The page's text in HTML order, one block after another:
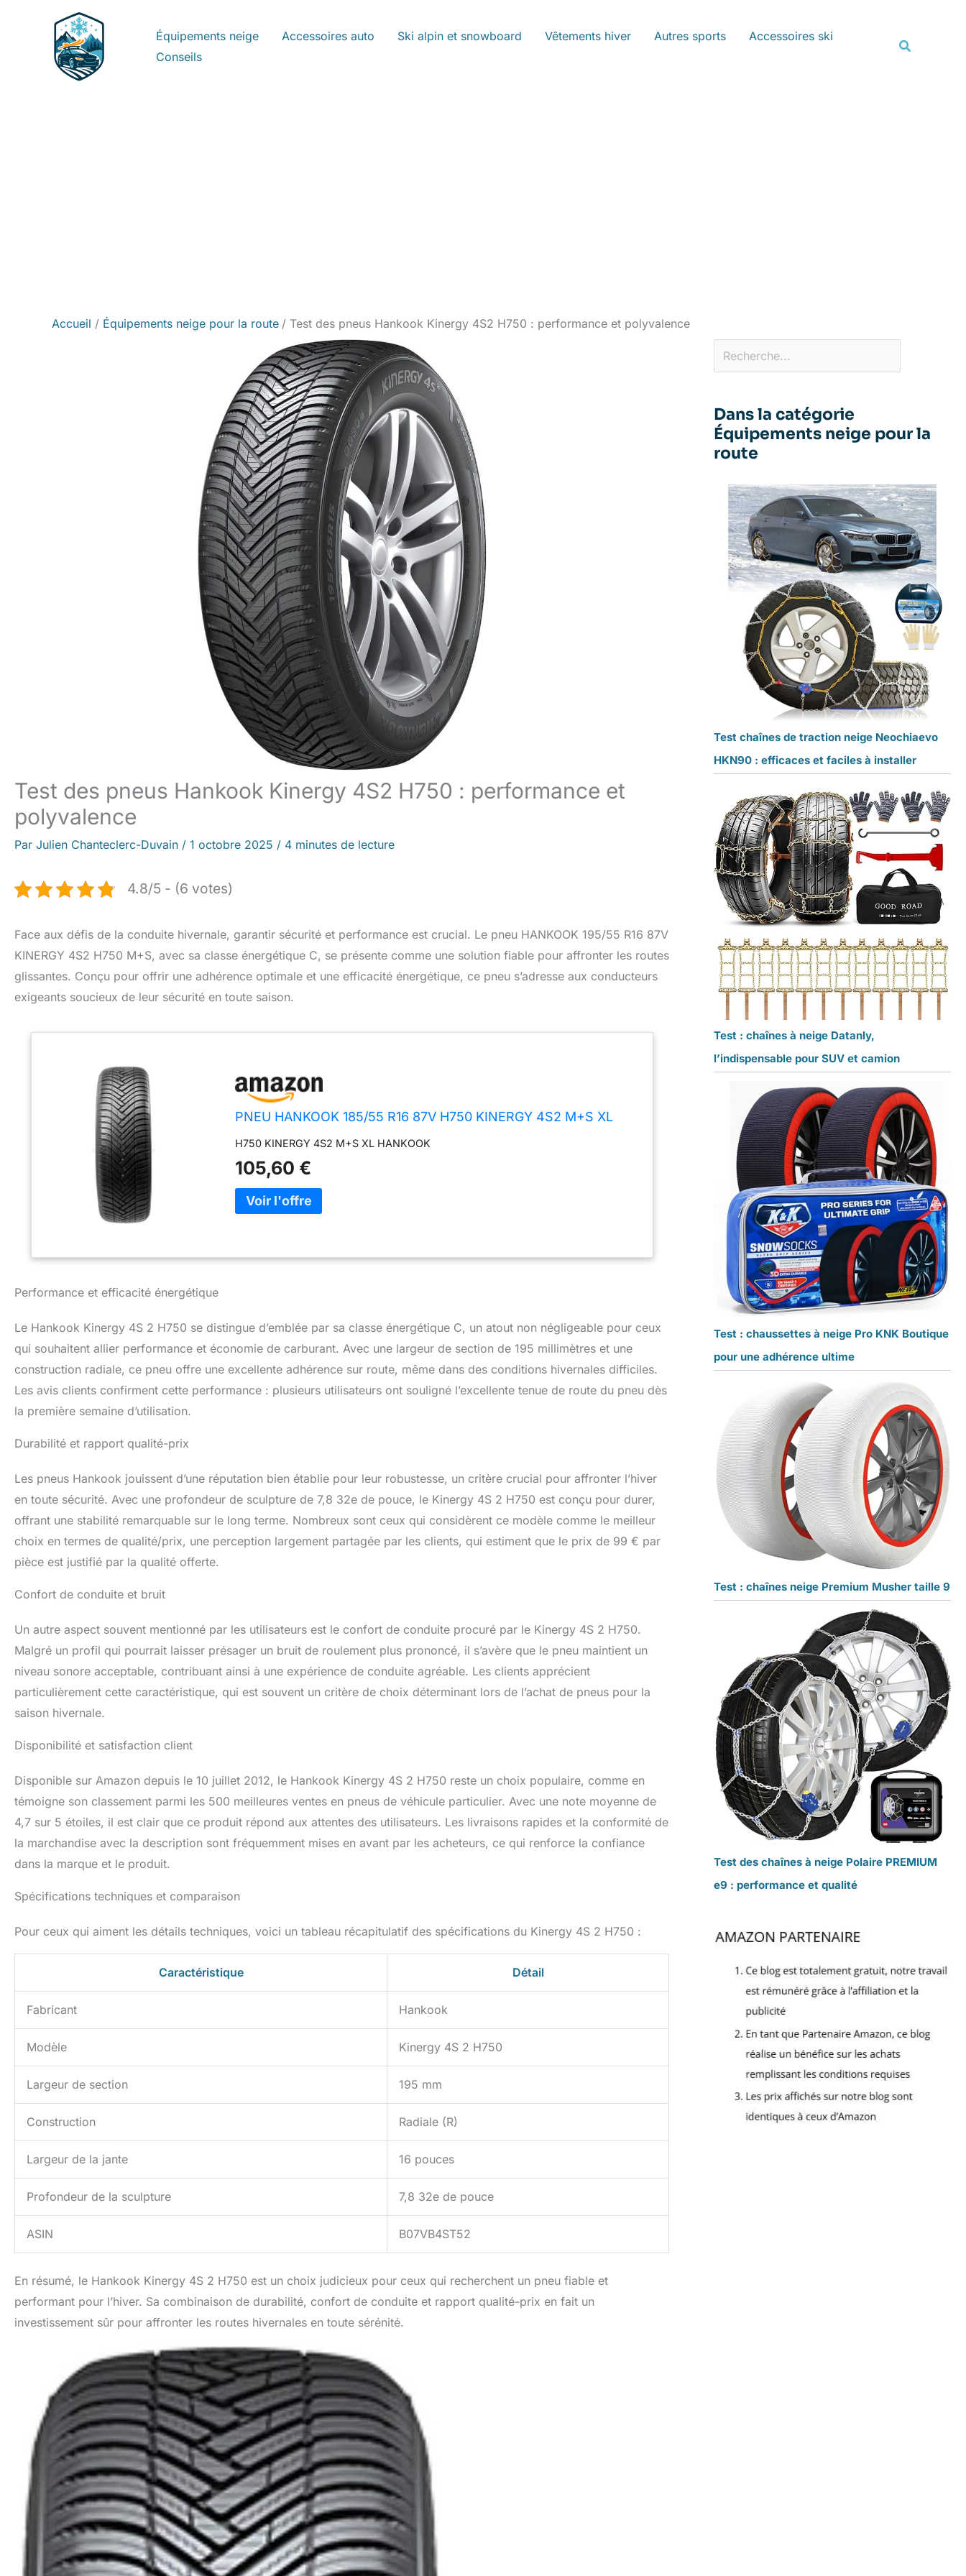
Équipements neige Accessoires auto Ski alpin et snowboard Vêtements hiver Autres sports
Accessoires ski
Conseils
Accueil Équipements neige pour la route Test des pneus Hankook Kinergy 4S2 H750 : performance et polyvalence
Test des pneus Hankook Kinergy 4S2 H750 : performance et
polyvalence
Par Julien Chanteclerc-Duvain / 1 octobre 2025 / 4 minutes de lecture
4.8/5 - (6 votes)
Face aux défis de la conduite hivernale, garantir sécurité et performance est crucial. Le pneu HANKOOK 195/55 R16 87V
KINERGY 4S2 H750 M+S, avec sa classe énergétique C, se présente comme une solution fiable pour affronter les routes
glissantes. Conçu pour offrir une adhérence optimale et une efficacité énergétique, ce pneu s’adresse aux conducteurs
exigeants soucieux de leur sécurité en toute saison.
PNEU HANKOOK 185/55 R16 87V H750 KINERGY 4S2 M+S XL
H750 KINERGY 4S2 M+S XL HANKOOK
105,60 €
Performance et efficacité énergétique
Le Hankook Kinergy 4S 2 H750 se distingue d’emblée par sa classe énergétique C, un atout non négligeable pour ceux
qui souhaitent allier performance et économie de carburant. Avec une largeur de section de 195 millimètres et une
construction radiale, ce pneu offre une excellente adhérence sur route, même dans des conditions hivernales difficiles.
Les avis clients confirment cette performance : plusieurs utilisateurs ont souligné l’excellente tenue de route du pneu dès
la première semaine d’utilisation.
Durabilité et rapport qualité-prix
Les pneus Hankook jouissent d’une réputation bien établie pour leur robustesse, un critère crucial pour affronter l’hiver
en toute sécurité. Avec une profondeur de sculpture de 7,8 32e de pouce, le Kinergy 4S 2 H750 est conçu pour durer,
offrant une stabilité remarquable sur le long terme. Nombreux sont ceux qui considèrent ce modèle comme le meilleur
choix en termes de qualité/prix, une perception largement partagée par les clients, qui estiment que le prix de 99 € par
pièce est justifié par la qualité offerte.
Confort de conduite et bruit
Un autre aspect souvent mentionné par les utilisateurs est le confort de conduite procuré par le Kinergy 4S 2 H750.
Malgré un profil qui pourrait laisser présager un bruit de roulement plus prononcé, il s’avère que le pneu maintient un
niveau sonore acceptable, contribuant ainsi à une expérience de conduite agréable. Les clients apprécient
particulièrement cette caractéristique, qui est souvent un critère de choix déterminant lors de l’achat de pneus pour la
saison hivernale.
Disponibilité et satisfaction client
Disponible sur Amazon depuis le 10 juillet 2012, le Hankook Kinergy 4S 2 H750 reste un choix populaire, comme en
témoigne son classement parmi les 500 meilleures ventes en pneus de véhicule particulier. Avec une note moyenne de
4,7 sur 5 étoiles, il est clair que ce produit répond aux attentes des utilisateurs. Les livraisons rapides et la conformité de
la marchandise avec la description sont fréquemment mises en avant par les acheteurs, ce qui renforce la confiance
dans la marque et le produit.
Spécifications techniques et comparaison
Pour ceux qui aiment les détails techniques, voici un tableau récapitulatif des spécifications du Kinergy 4S 2 H750 :
Caractéristique Détail
Fabricant Hankook
Modèle Kinergy 4S 2 H750
Largeur de section 195 mm
Construction Radiale (R)
Largeur de la jante 16 pouces
Profondeur de la sculpture 7,8 32e de pouce
ASIN B07VB4ST52
En résumé, le Hankook Kinergy 4S 2 H750 est un choix judicieux pour ceux qui recherchent un pneu fiable et
performant pour l’hiver. Sa combinaison de durabilité, confort de conduite et rapport qualité-prix en fait un
investissement sûr pour affronter les routes hivernales en toute sérénité.
Dans la catégorie
Équipements neige pour la
route
Test chaînes de traction neige Neochiaevo
HKN90 : efficaces et faciles à installer
Test : chaînes à neige Datanly,
l’indispensable pour SUV et camion
Test : chaussettes à neige Pro KNK Boutique
pour une adhérence ultime
Test : chaînes neige Premium Musher taille 9
Test des chaînes à neige Polaire PREMIUM
e9 : performance et qualité